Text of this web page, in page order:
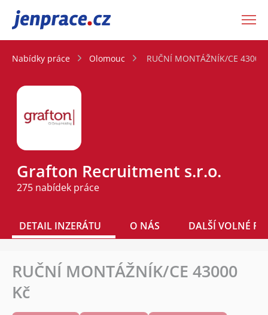
JenPráce.cz
Nabídky práce Olomouc RUČNÍ MONTÁŽNÍK/CE 43000
Grafton Recruitment s.r.o.
275 nabídek práce
DETAIL INZERÁTU O NÁS DALŠÍ VOLNÉ
RUČNÍ MONTÁŽNÍK/CE 43000
Kč